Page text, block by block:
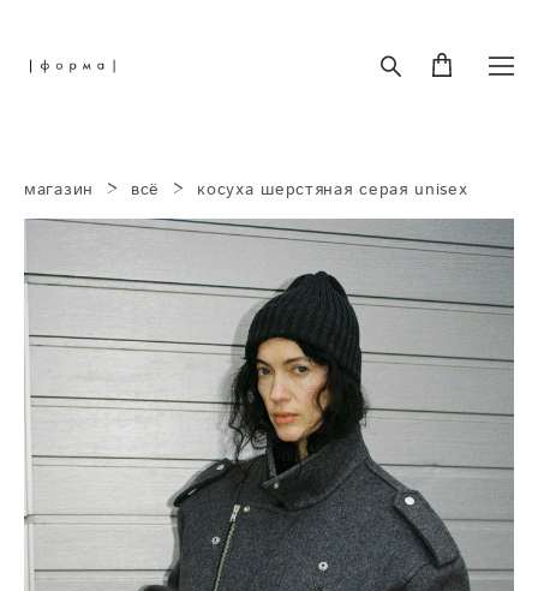
магазин > всё > косуха шерстяная серая unisex